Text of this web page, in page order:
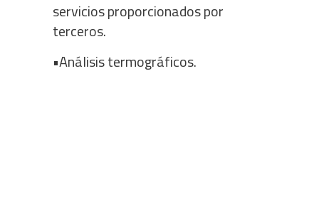
servicios proporcionados por
terceros.
•Análisis termográficos.